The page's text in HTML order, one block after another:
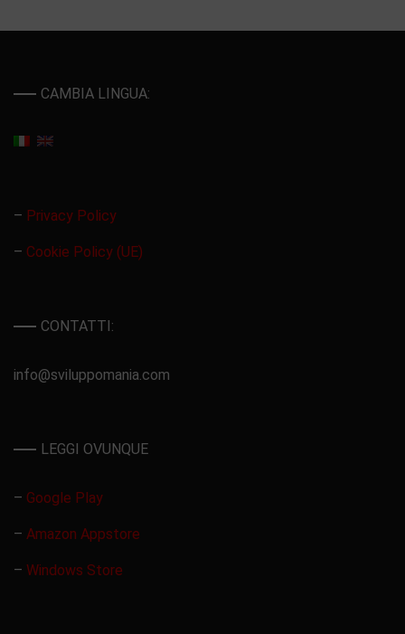
CAMBIA LINGUA:
– Privacy Policy
– Cookie Policy (UE)
CONTATTI:
info@sviluppomania.com
LEGGI OVUNQUE
– Google Play
– Amazon Appstore
– Windows Store